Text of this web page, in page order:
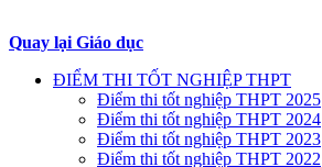
Quay lại Giáo dục
ĐIỂM THI TỐT NGHIỆP THPT
Điểm thi tốt nghiệp THPT 2025
Điểm thi tốt nghiệp THPT 2024
Điểm thi tốt nghiệp THPT 2023
Điểm thi tốt nghiệp THPT 2022